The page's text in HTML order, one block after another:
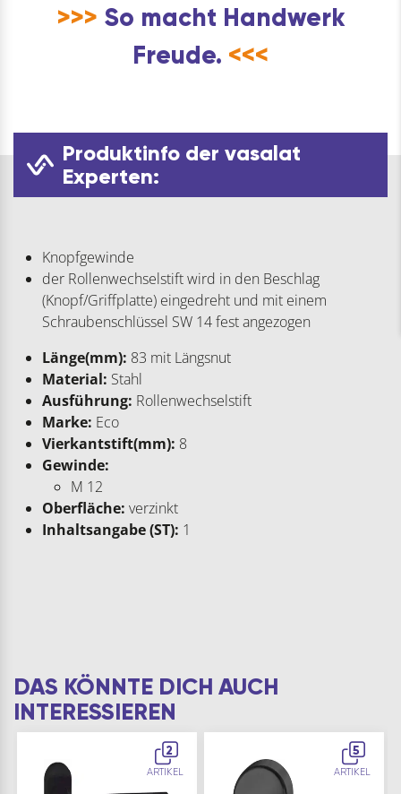
>>> So macht Handwerk
Freude. <<<
Produktinfo der vasalat
Experten:
Knopfgewinde
der Rollenwechselstift wird in den Beschlag
(Knopf/Griffplatte) eingedreht und mit einem
Schraubenschlüssel SW 14 fest angezogen
Länge(mm): 83 mit Längsnut
Material: Stahl
Ausführung: Rollenwechselstift
Marke: Eco
Vierkantstift(mm): 8
Gewinde:
M 12
Oberfläche: verzinkt
Inhaltsangabe (ST): 1
DAS KÖNNTE DICH AUCH
INTERESSIEREN
2
ARTIKEL
5
ARTIKEL